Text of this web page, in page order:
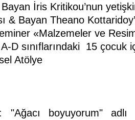
İris Kritikou’nun
& Bayan Theano
«Malzemeler ve
sınıflarındaki 15 çocuk
Atölye
"Ağacı boyuyorum"